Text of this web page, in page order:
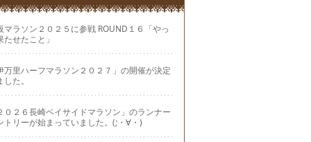
マラソン２０２５に参戦 ROUND１６「やっ
たせたこと」
万里ハーフマラソン２０２７」の開催が決定
した。
０２６長崎ベイサイドマラソン」のランナー
トリーが始まっていました。(;・∀・)